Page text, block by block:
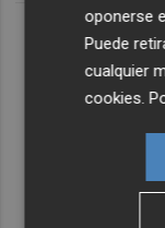
oponerse
Puede
cualquier
cookies.